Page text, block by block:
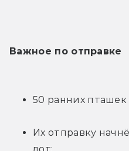
Важное по отправке
50 ранних
Их отправку